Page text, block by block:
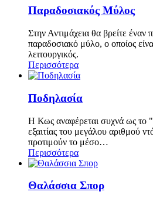
Παραδοσιακός Μύλος
Στην Αντιμάχεια θα βρείτε
παραδοσιακό μύλο, ο οποίος
λειτουργικός.
Περισσότερα
Ποδηλασία
H Κως αναφέρεται συχνά ως το
εξαιτίας του μεγάλου αριθμού
προτιμούν το μέσο…
Περισσότερα
Θαλάσσια Σπορ